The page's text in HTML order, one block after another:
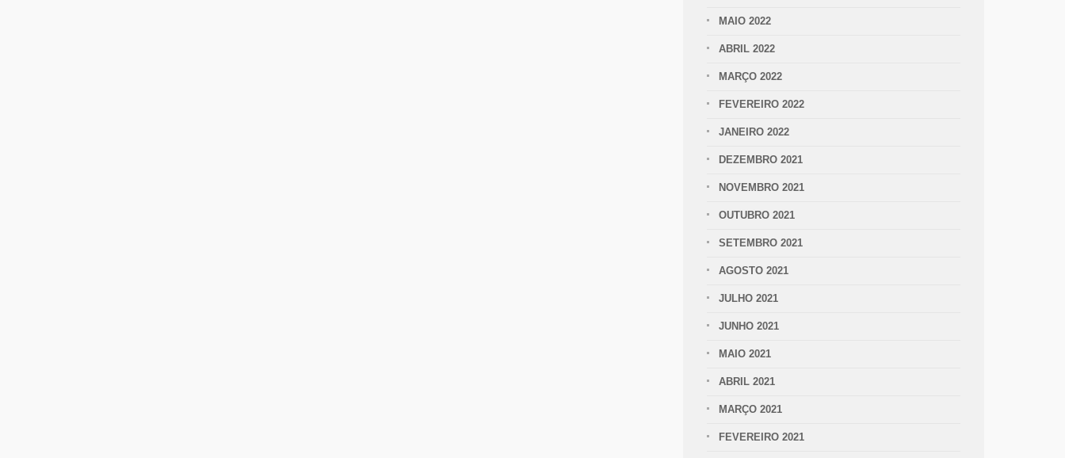
MAIO 2022
ABRIL 2022
MARÇO 2022
FEVEREIRO 2022
JANEIRO 2022
DEZEMBRO 2021
NOVEMBRO 2021
OUTUBRO 2021
SETEMBRO 2021
AGOSTO 2021
JULHO 2021
JUNHO 2021
MAIO 2021
ABRIL 2021
MARÇO 2021
FEVEREIRO 2021